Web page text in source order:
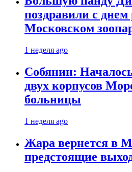
поздравили с
Московском
1 неделя ago
Собянин:
двух корпусов
больницы
1 неделя ago
Жара вернется в
предстоящие